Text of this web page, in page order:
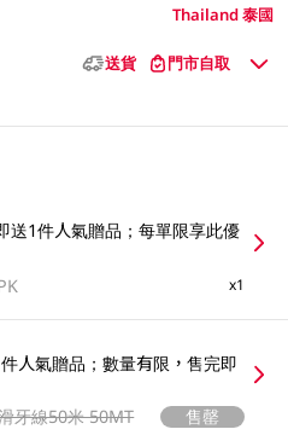
Thailand 泰國
送貨 門市自取
送1件人氣贈品；每單限享此優
x1
人氣贈品；數量有限，售完即
牙線50米 50MT 售罄